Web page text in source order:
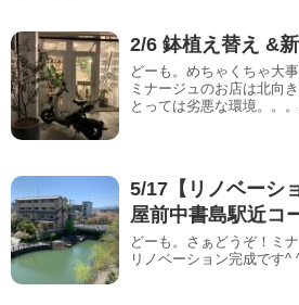
2/6 鉢植え替え &
どーも。めちゃくちゃ大
ミナージュのお店は北向
とっては劣悪な環境。。。
5/17【リノベーシ
屋前中書島駅近コ
どーも。さぁどうぞ！ミ
リノベーション完成です^